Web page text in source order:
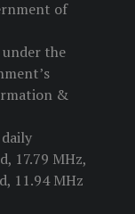
of
under the
&
17.79 MHz,
11.94 MHz